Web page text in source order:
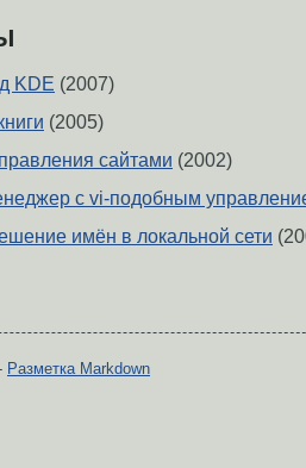
KDE (2007)
(2005)
сайтами (2002)
с vi-подобным
имён в локальной сети
Разметка Markdown